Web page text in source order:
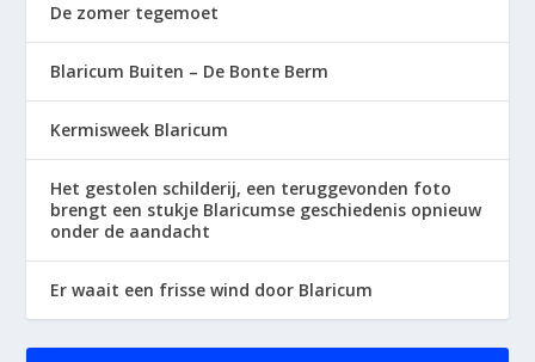
De zomer tegemoet
Blaricum Buiten – De Bonte Berm
Kermisweek Blaricum
Het gestolen schilderij, een teruggevonden foto
brengt een stukje Blaricumse geschiedenis opnieuw
onder de aandacht
Er waait een frisse wind door Blaricum